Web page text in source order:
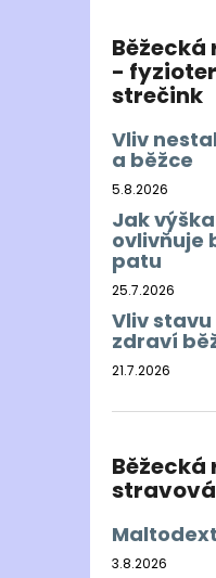
-
strečink
Vliv
a běžce
5.8.2026
Jak
ovlivňuje
patu
25.7.2026
Vliv
zdraví
21.7.2026
3.8.2026